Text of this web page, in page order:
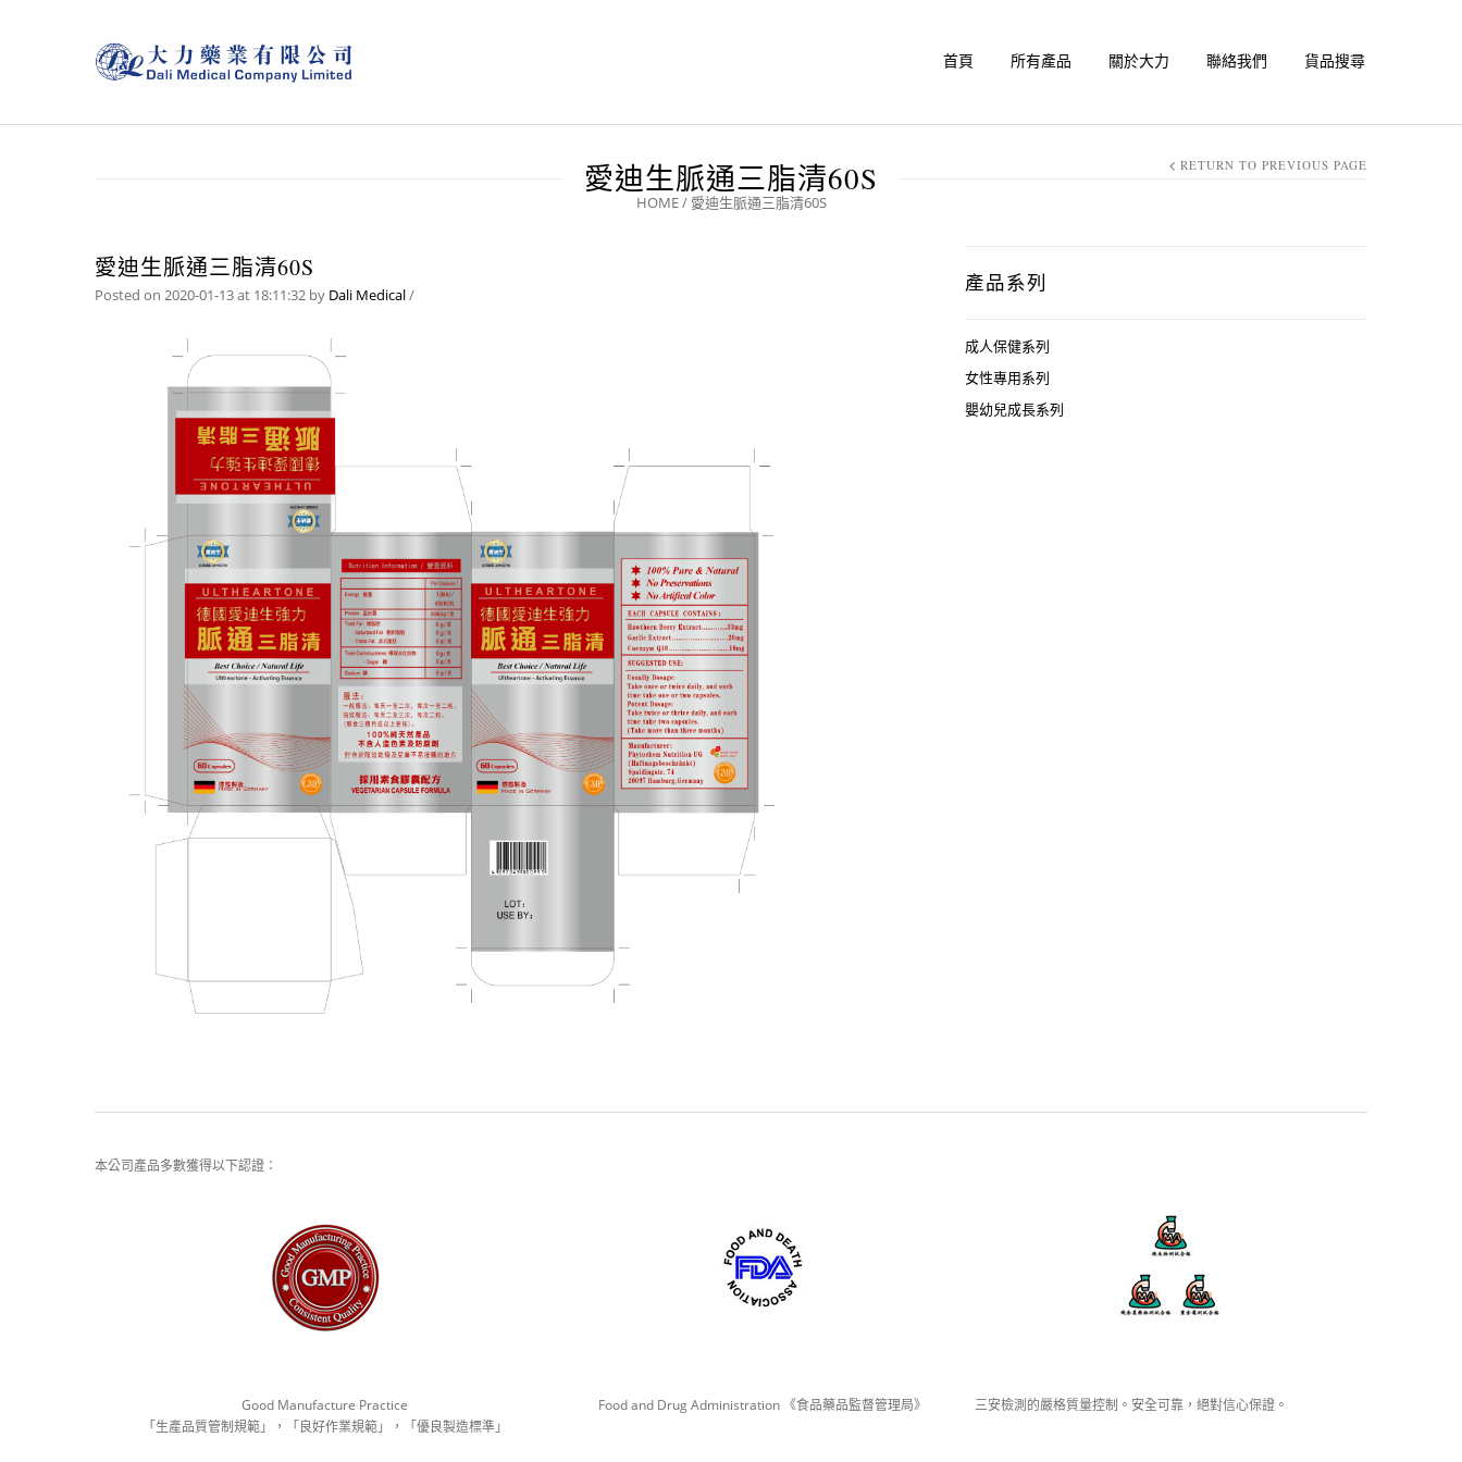
首頁 所有產品 關於大力 聯絡我們 貨品搜尋
愛迪生脈通三脂清60S
HOME/ 愛迪生脈通三脂清60S
RETURN TO PREVIOUS PAGE
愛迪生脈通三脂清60S
Posted on 2020-01-13 at 18:11:32 by Dali Medical/ 產品系列
成人保健系列
女性專用系列
嬰幼兒成長系列
本公司產品多數獲得以下認證：
Good Manufacture Practice
「生產品質管制規範」，「良好作業規範」，「優良製造標準」
Food and Drug Administration 《食品藥品監督管理局》 三安檢測的嚴格質量控制。安全可靠，絕對信心保證。